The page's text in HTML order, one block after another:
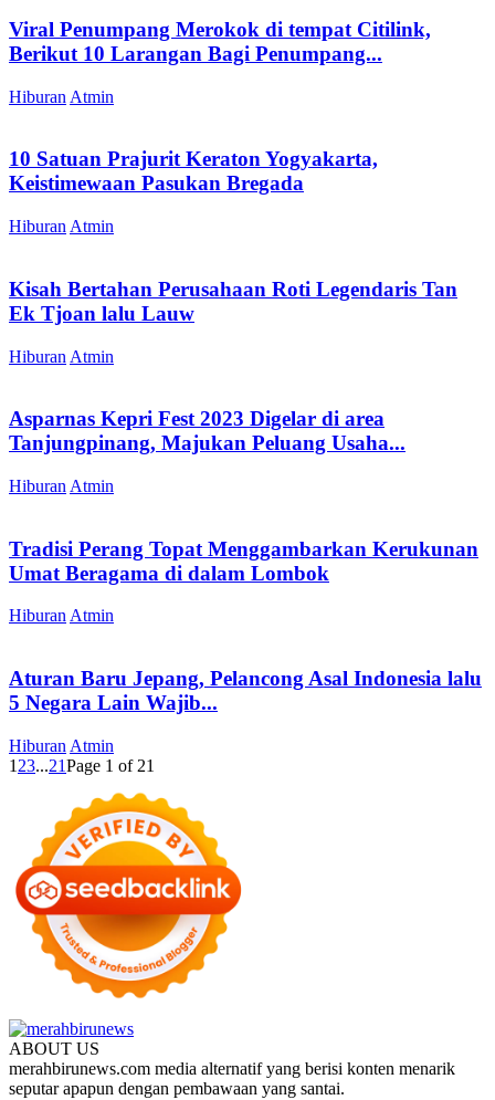
Viral Penumpang Merokok di tempat Citilink,
Berikut 10 Larangan Bagi Penumpang...
Hiburan Atmin
10 Satuan Prajurit Keraton Yogyakarta,
Keistimewaan Pasukan Bregada
Hiburan Atmin
Kisah Bertahan Perusahaan Roti Legendaris Tan
Ek Tjoan lalu Lauw
Hiburan Atmin
Asparnas Kepri Fest 2023 Digelar di area
Tanjungpinang, Majukan Peluang Usaha...
Hiburan Atmin
Tradisi Perang Topat Menggambarkan Kerukunan
Umat Beragama di dalam Lombok
Hiburan Atmin
Aturan Baru Jepang, Pelancong Asal Indonesia lalu
5 Negara Lain Wajib...
Hiburan Atmin
1 23...21Page 1 of 21
ABOUT US
merahbirunews.com media alternatif yang berisi konten menarik
seputar apapun dengan pembawaan yang santai.